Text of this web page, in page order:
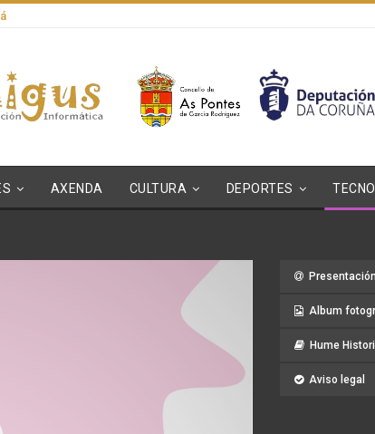
AXENDA CULTURA DEPORTES
Album
Hume
Aviso legal